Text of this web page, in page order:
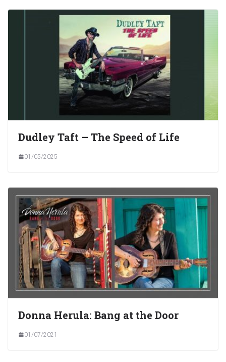
Dudley Taft – The Speed of Life
01/05/2025
Donna Herula: Bang at the Door
01/07/2021